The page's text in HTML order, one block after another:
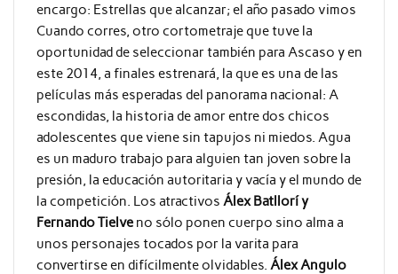
encargo: Estrellas que alcanzar; el año pasado vimos
Cuando corres, otro cortometraje que tuve la
oportunidad de seleccionar también para Ascaso y en
este 2014, a finales estrenará, la que es una de las
películas más esperadas del panorama nacional: A
escondidas, la historia de amor entre dos chicos
adolescentes que viene sin tapujos ni miedos. Agua
es un maduro trabajo para alguien tan joven sobre la
presión, la educación autoritaria y vacía y el mundo de
la competición. Los atractivos Álex Batllorí y
Fernando Tielveno sólo ponen cuerpo sino alma a
unos personajes tocados por la varita para
convertirse en difícilmente olvidables. Álex Angulo